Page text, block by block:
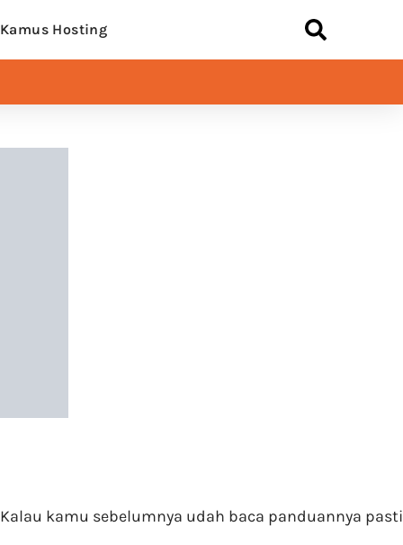
Kamus Hosting
kamu sebelumnya udah baca panduannya pasti